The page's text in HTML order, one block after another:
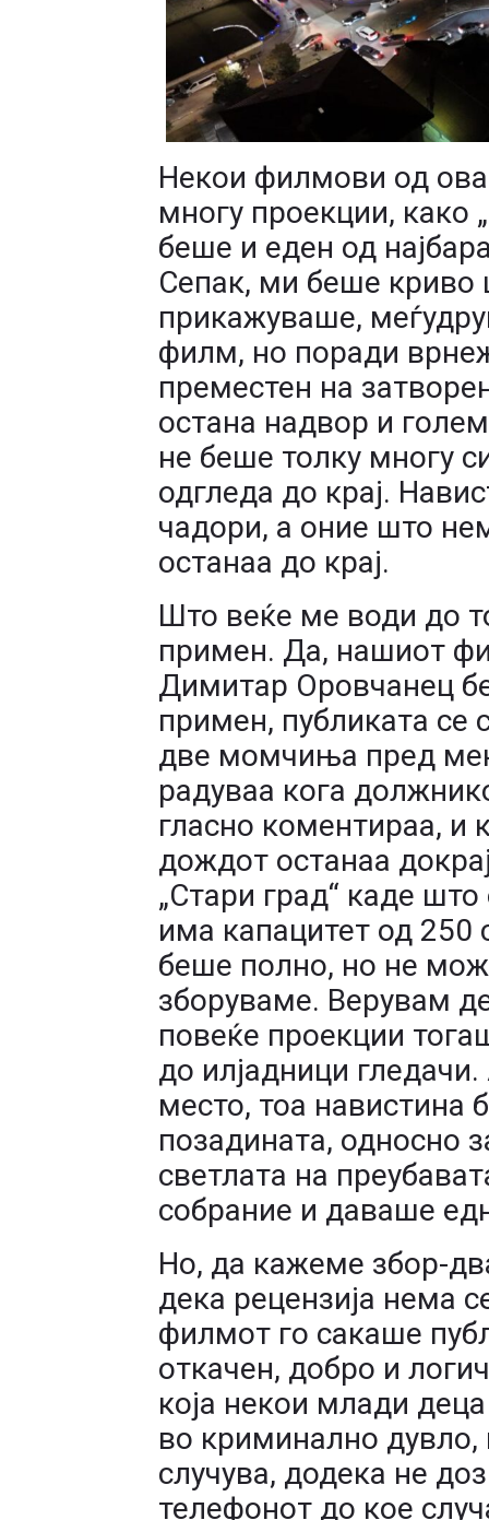
Некои филмови од
многу проекции, како
беше и еден од
Сепак, ми беше криво
прикажуваше,
филм, но поради
преместен на
остана надвор и
не беше толку многу
одгледа до крај.
чадори, а оние што
останаа до крај.
Што веќе ме води до
примен. Да, нашиот
Димитар Оровчанец
примен, публиката се
две момчиња пред
радуваа кога
гласно коментираа, и
дождот останаа
„Стари град“ каде
има капацитет од 250
беше полно, но не
зборуваме. Верувам
повеќе проекции
до илјадници
место, тоа навистина
позадината, односно
светлата на
собрание и даваше
Но, да кажеме збор-
дека рецензија нема
филмот го сакаше
откачен, добро и
која некои млади
во криминално дувло,
случува, додека не
телефонот до кое